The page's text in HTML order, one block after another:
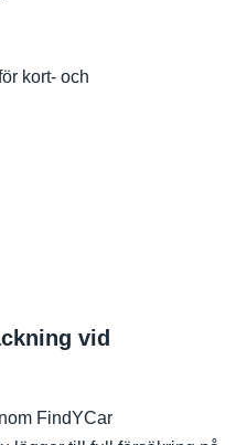
kort- och
vid
FindYCar